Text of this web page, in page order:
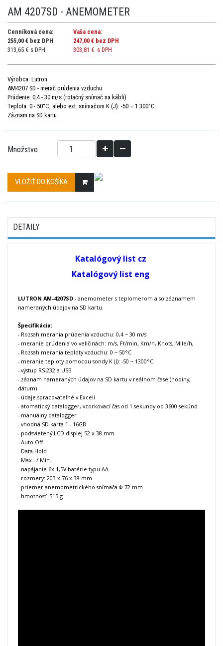
AM 4207SD - ANEMOMETER
Cenníková cena:
255,00 € bez DPH
313,65 € s DPH
Vaša cena:
247,00 € bez DPH
303,81 € s DPH
Výrobca: Lutron
AM4207 SD - merač prúdenia vzduchu
Prúdenie: 0,4 - 30 m/s (rotačný snímač na kábli)
Teplota: 0 - 50°C, alebo ext. snímačom K (J): -50 ÷ 1 300°C
Záznam na SD kartu
Množstvo
VLOŽIŤ DO KOŠÍKA
DETAILY
Katalógový list cz
Katalógový list eng
LUTRON AM-4207SD - anemometer s teplomerom a so záznamem
nameraných údajov na SD kartu.
Špecifikácia:
- Rozsah merania prúdenia vzduchu: 0,4 ~ 30 m/s
- meranie prúdenia vo veličinách: m/s, Ft/min, Km/h, Knots, Mile/h,
- Rozsah merania teploty vzduchu: 0 ~ 50°C
- meranie teploty pomocou sondy K (J): -50 ~ 1300°C
- výstup RS-232 a USB
- záznam nameraných údajov na SD kartu v reálnom čase (hodiny,
dátum)
- údaje spracovateľné v Exceli
- atomatický datalogger, vzorkovací čas od 1 sekundy od 3600 sekúnd
- manuálny datalogger
- vhodná SD karta 1 - 16GB
- podsvietený LCD displej 52 x 38 mm
- Auto Off
- Data Hold
- Max. / Min.
- napájanie 6x 1,5V batérie typu AA
- rozmery: 203 x 76 x 38 mm
- priemer anemometrického snímača Φ 72 mm
- hmotnosť: 515 g